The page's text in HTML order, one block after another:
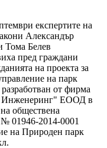
експертите на
Александър
Тома Белев
пред граждани
на проекта за
на парк
от фирма
Инженеринг" ЕООД в
обществена
01946-2014-0001
на Природен парк